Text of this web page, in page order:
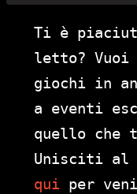
Ti è
letto? Vuoi
giochi in
a eventi
quello che
Unisciti al
qui per